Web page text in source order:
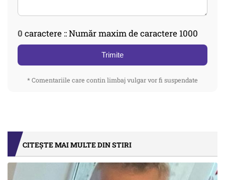
0 caractere :: Număr maxim de caractere 1000
Trimite
* Comentariile care contin limbaj vulgar vor fi suspendate
CITEȘTE MAI MULTE DIN STIRI